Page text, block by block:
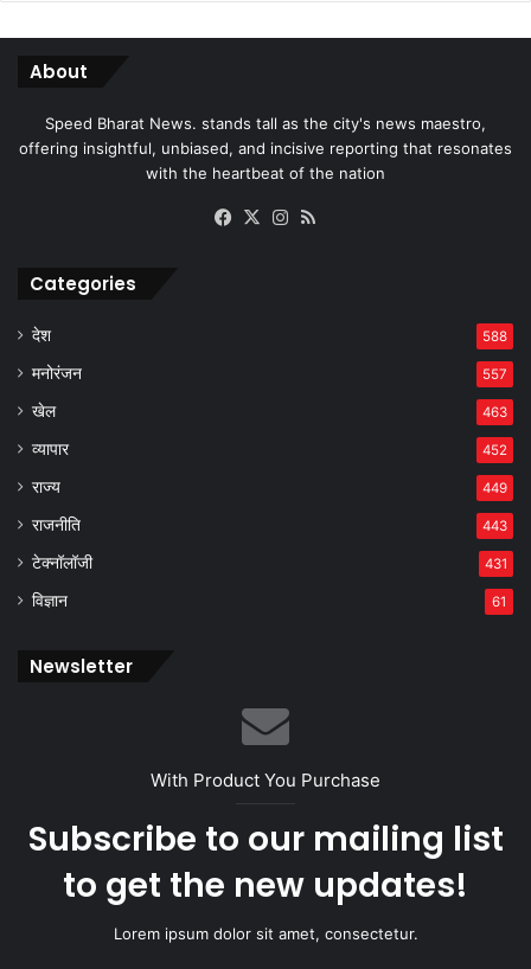
About
Speed Bharat News. stands tall as the city's news maestro,
offering insightful, unbiased, and incisive reporting that resonates
with the heartbeat of the nation
Facebook
X Instagram
Categories
देश 588
मनोरंजन 557
खेल 463
व्यापार 452
राज्य 449
राजनीति 443
टेक्नॉलॉजी 431
विज्ञान 61
Newsletter
With Product You Purchase
Subscribe to our mailing list
to get the new updates!
Lorem ipsum dolor sit amet, consectetur.